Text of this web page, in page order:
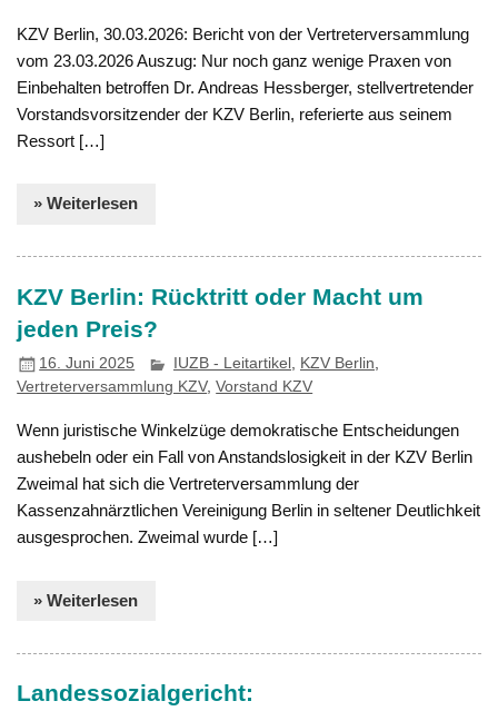
KZV Berlin, 30.03.2026: Bericht von der Vertreterversammlung
vom 23.03.2026 Auszug: Nur noch ganz wenige Praxen von
Einbehalten betroffen Dr. Andreas Hessberger, stellvertretender
Vorstandsvorsitzender der KZV Berlin, referierte aus seinem
Ressort […]
» Weiterlesen
KZV Berlin: Rücktritt oder Macht um
jeden Preis?
16. Juni 2025 IUZB - Leitartikel , KZV Berlin,
Vertreterversammlung KZV,Vorstand KZV
Wenn juristische Winkelzüge demokratische Entscheidungen
aushebeln oder ein Fall von Anstandslosigkeit in der KZV Berlin
Zweimal hat sich die Vertreterversammlung der
Kassenzahnärztlichen Vereinigung Berlin in seltener Deutlichkeit
ausgesprochen. Zweimal wurde […]
» Weiterlesen
Landessozialgericht: